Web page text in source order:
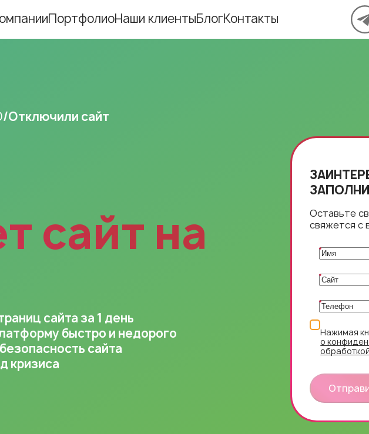
ПортфолиоНаши клиентыБлогКонтакты
Отключили сайт
сайт на
сайта за 1 день
быстро и недорого
сайта
кризиса
Оставьте
свяжется с
Нажимая
о